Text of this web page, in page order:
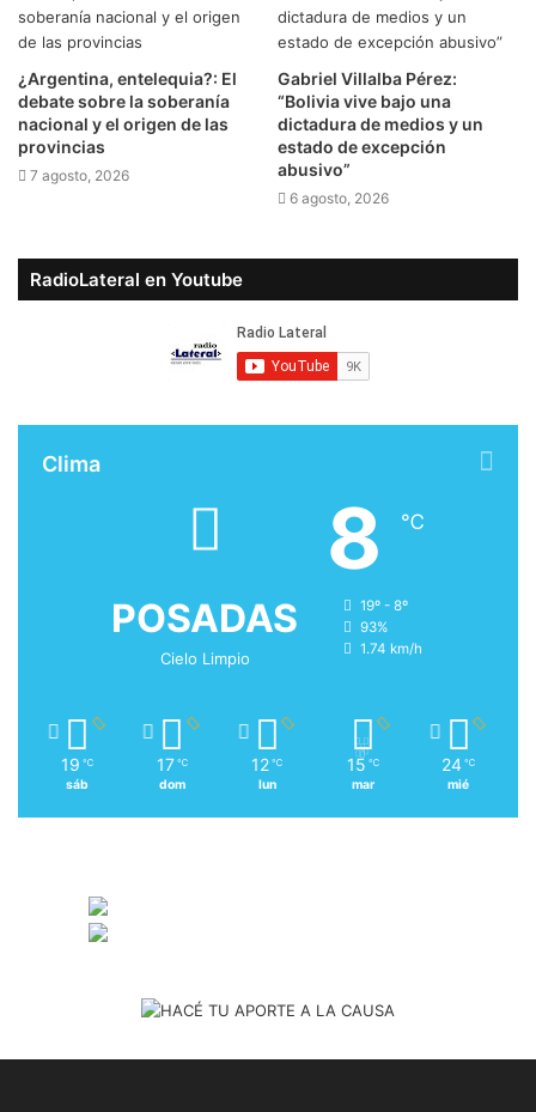
¿Argentina, entelequia?: El
debate sobre la soberanía
nacional y el origen de las
provincias
7 agosto, 2026
Gabriel Villalba Pérez:
“Bolivia vive bajo una
dictadura de medios y un
estado de excepción
abusivo”
6 agosto, 2026
RadioLateral en Youtube
Clima
POSADAS
Cielo Limpio
8 ℃
19º - 8º
93%
1.74 km/h
19 ℃
sáb
17 ℃
dom
12 ℃
lun
15 ℃
mar
24 ℃
mié